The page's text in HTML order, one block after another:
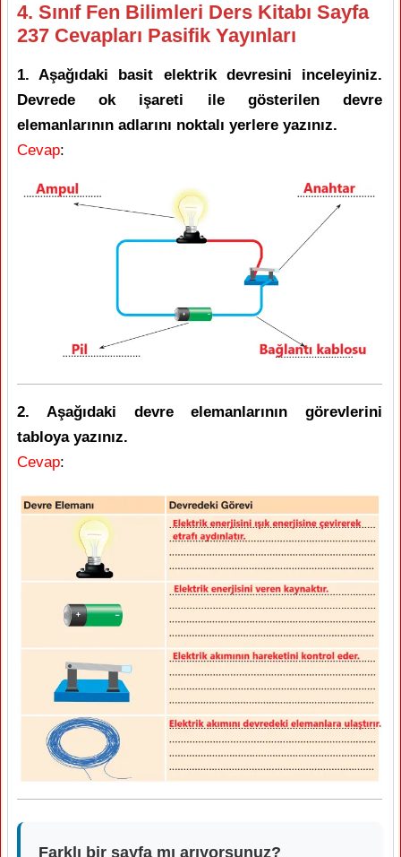
4. Sınıf Fen Bilimleri Ders Kitabı Sayfa
237 Cevapları Pasifik Yayınları
1. Aşağıdaki basit elektrik devresini inceleyiniz.
Devrede ok işareti ile gösterilen devre
elemanlarının adlarını noktalı yerlere yazınız.
Cevap:
2. Aşağıdaki devre elemanlarının görevlerini
tabloya yazınız.
Cevap:
Farklı bir sayfa mı arıyorsunuz?